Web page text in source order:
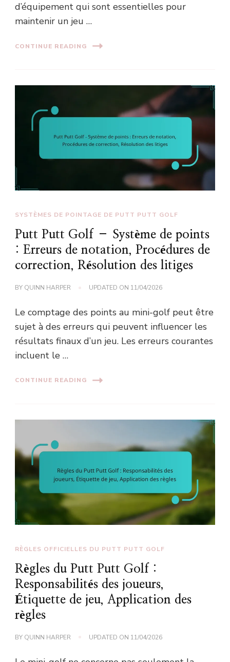
d’équipement qui sont essentielles pour
maintenir un jeu …
CONTINUE READING
SYSTÈMES DE POINTAGE DE PUTT PUTT GOLF
Putt Putt Golf – Système de points
: Erreurs de notation, Procédures de
correction, Résolution des litiges
BY QUINN HARPER UPDATED ON 11/04/2026
Le comptage des points au mini-golf peut être
sujet à des erreurs qui peuvent influencer les
résultats finaux d’un jeu. Les erreurs courantes
incluent le …
CONTINUE READING
RÈGLES OFFICIELLES DU PUTT PUTT GOLF
Règles du Putt Putt Golf :
Responsabilités des joueurs,
Étiquette de jeu, Application des
règles
BY QUINN HARPER UPDATED ON 11/04/2026